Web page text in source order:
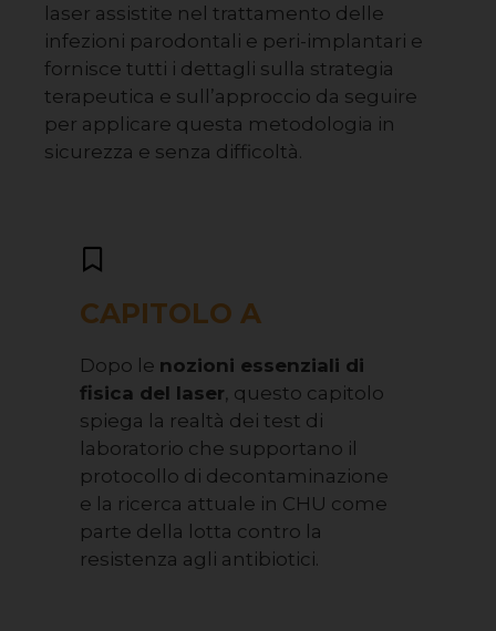
laser assistite nel trattamento delle
infezioni parodontali e peri-implantari e
fornisce tutti i dettagli sulla strategia
terapeutica e sull’approccio da seguire
per applicare questa metodologia in
sicurezza e senza difficoltà.
CAPITOLO A
Dopo le nozioni essenziali di
fisica del laser, questo capitolo
spiega la realtà dei test di
laboratorio che supportano il
protocollo di decontaminazione
e la ricerca attuale in CHU come
parte della lotta contro la
resistenza agli antibiotici.